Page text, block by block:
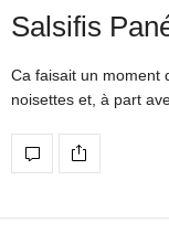
Salsifis
Ca faisait un moment
noisettes et, à part